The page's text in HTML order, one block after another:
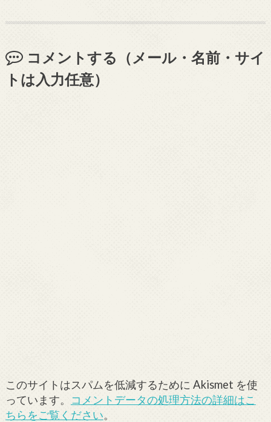
コメントする（メール・名前・サイ
トは入力任意）
このサイトはスパムを低減するために Akismet を使
っています。 コメントデータの処理方法の詳細はこ
ちらをご覧ください。